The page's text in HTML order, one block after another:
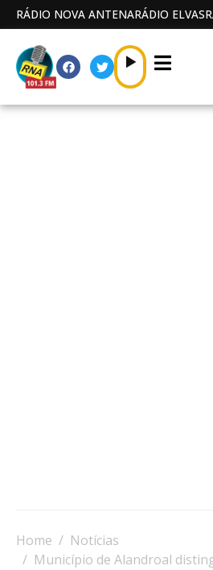
RÁDIO NOVA ANTENARÁDIO ELVAS
Home
Notícias
Município de Alandroal distinguido com o selo de qualidade